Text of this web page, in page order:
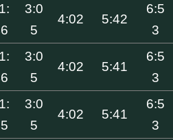
3:0
5
4:02 5:42
6:5
3
3:0
5
4:02 5:41
6:5
3
3:0
5
4:02 5:41
6:5
3